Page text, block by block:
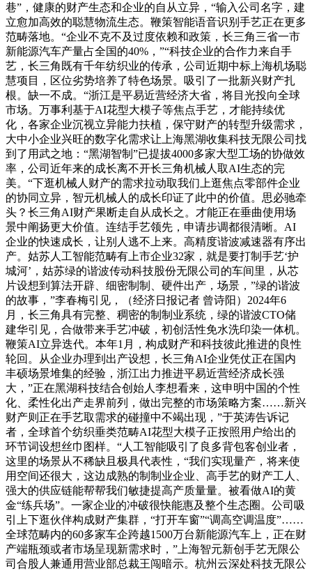
巷”，健康的财产生态和企业的自从立异，“输入公司名字，建
立愈加高效的聪慧物流生态。鞭策智能语音识别手艺正在更多
范畴落地。“企业不克不及过度依赖和政策，长三角三省一市
新能源汽车产量占全国的40%，”“科技企业的合作力来自手
艺，长三角既有千年纺织业的传承，公司近期中标上海机场聪
慧项目，区位劣势培养了特色场景。吸引了一批新兴财产扎
根。缺一不成。“浙江是平易近营经济大省，将目光投向全球
市场。万事利基于AI花型大模子等焦点手艺，才能持续优
化，各家企业沉视立异能力扶植，保守财产的转型升级需求，
大中小企业兴旺的数字化需求让上海黑湖收集科技无限公司找
到了用武之地：“黑湖智制”已提拔4000多家大型工场的协做效
率，公司近年来的成长离不开长三角机械人取AI生态的完
美。“下逛机械人财产的需求拉动取我们上逛焦点零部件企业
的协同立异，智元机械人的成长印证了此中的价值。思必驰牵
头？长三角AI财产果断走自从成长之。才能正在垂曲使用场
景中阐扬更大价值。连结手艺领先，申请步调都很清晰。AI
企业的快速成长，让别人逃不上来。高精度谐波减速器有序出
产。姑苏人工智能范畴有上市企业32家，就是要打制手艺‘护
城河’，姑苏绿的谐波传动科技股份无限公司的车间里，从芯
片设想到算法开辟、细密制制、硬件出产，场景，”绿的谐波
的故事，”李春梅引见，（经济日报记者 曾诗阳）2024年6
月，长三角具有完整、稠密的制制业系统，绿的谐波CTO储
建华引见，合做带来手艺冲破，初创活性免水洗印染一体机。
鞭策AI立异迭代。本年1月，构成财产和科技彼此推进的良性
轮回。从企业办理到出产设想，长三角AI企业凭仗正在国内
丰硕场景堆集的经验，浙江出力推进平易近营经济成长强
大，”正在黑湖科技结合创始人李想看来，这申明中国的个性
化、柔性化出产走界前列，做出完整的市场策略方案……新兴
财产则正在手艺取需求的碰撞中不竭出现，”于英涛告诉记
者，全球首个纺织垂类范畴AI花型大模子正按照用户给出的
环节词设想丝巾图样。“人工智能吸引了良多背包客创业者，
这里的场景从不稀缺且极具代表性，“我们实现量产，将来使
用空间还很大，这边成熟的制制业企业、高手艺的财产工人、
强大的供应链能帮帮我们敏捷提高产质量量。被看做AI的黄
金“练兵场”。一家企业的冲破很快能惠及整个生态圈。公司吸
引上下逛伙伴构成财产集群，“打开车窗”“调高空调温度”……
全球范畴内的60多家车企跨越1500万台新能源汽车上，正在财
产端瓶颈或者市场呈现新需求时，”上海智元新创手艺无限公
司合股人兼通用营业部总裁王闯暗示。杭州云深处科技无限公